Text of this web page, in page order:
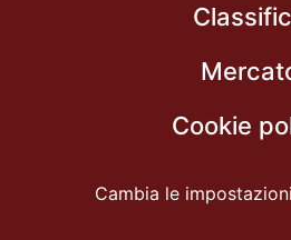
Cookie
Cambia le